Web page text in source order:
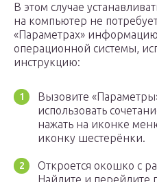
В этом случае
на компьютер не
«Параметрах»
операционной системы,
инструкцию:
Вызовите
использовать
нажать на иконке
иконку шестерёнки.
Откроется окошко с
Найдите и перейдите